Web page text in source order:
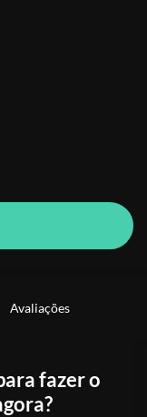
Avaliações
fazer o